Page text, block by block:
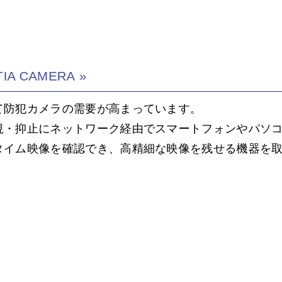
CAMERA
犯カメラの需要が高まっています。
抑止にネットワーク経由でスマートフォンやパソコ
ム映像を確認でき、高精細な映像を残せる機器を取